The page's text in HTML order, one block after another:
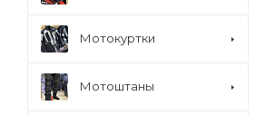
Мотокуртки
Мотоштаны